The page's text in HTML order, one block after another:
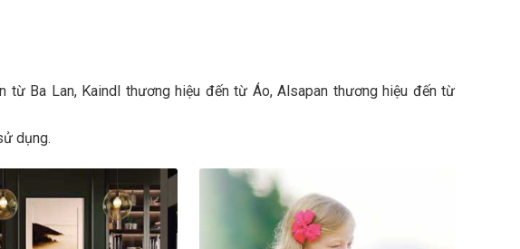
Ba Lan, Kaindl thương hiệu đến từ Áo, Alsapan thương hiệu đến từ
dụng.